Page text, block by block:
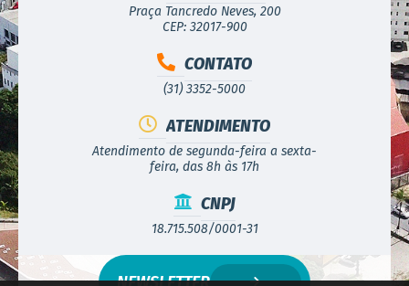
Praça Tancredo Neves, 200
CEP: 32017-900
CONTATO
(31) 3352-5000
ATENDIMENTO
Atendimento de segunda-feira a sexta-
feira, das 8h às 17h
CNPJ
18.715.508/0001-31